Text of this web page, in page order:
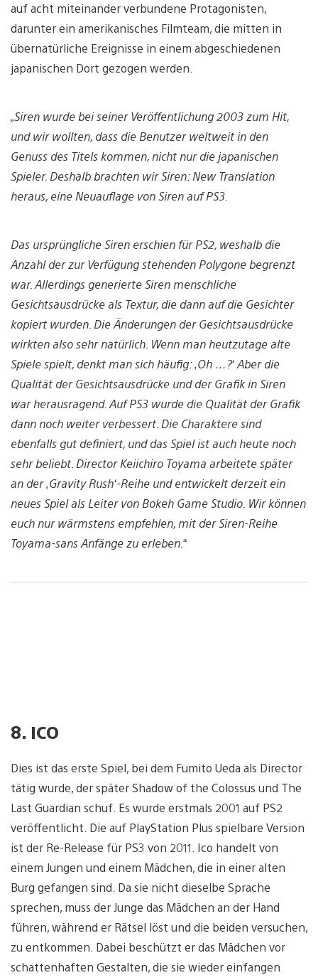
auf acht miteinander verbundene Protagonisten,
darunter ein amerikanisches Filmteam, die mitten in
übernatürliche Ereignisse in einem abgeschiedenen
japanischen Dort gezogen werden.
„Siren wurde bei seiner Veröffentlichung 2003 zum Hit,
und wir wollten, dass die Benutzer weltweit in den
Genuss des Titels kommen, nicht nur die japanischen
Spieler. Deshalb brachten wir Siren: New Translation
heraus, eine Neuauflage von Siren auf PS3.
Das ursprüngliche Siren erschien für PS2, weshalb die
Anzahl der zur Verfügung stehenden Polygone begrenzt
war. Allerdings generierte Siren menschliche
Gesichtsausdrücke als Textur, die dann auf die Gesichter
kopiert wurden. Die Änderungen der Gesichtsausdrücke
wirkten also sehr natürlich. Wenn man heutzutage alte
Spiele spielt, denkt man sich häufig: ‚Oh …?‘ Aber die
Qualität der Gesichtsausdrücke und der Grafik in Siren
war herausragend. Auf PS3 wurde die Qualität der Grafik
dann noch weiter verbessert. Die Charaktere sind
ebenfalls gut definiert, und das Spiel ist auch heute noch
sehr beliebt. Director Keiichiro Toyama arbeitete später
an der ‚Gravity Rush‘-Reihe und entwickelt derzeit ein
neues Spiel als Leiter von Bokeh Game Studio. Wir können
euch nur wärmstens empfehlen, mit der Siren-Reihe
Toyama-sans Anfänge zu erleben.“
8. ICO
Dies ist das erste Spiel, bei dem Fumito Ueda als Director
tätig wurde, der später Shadow of the Colossus und The
Last Guardian schuf. Es wurde erstmals 2001 auf PS2
veröffentlicht. Die auf PlayStation Plus spielbare Version
ist der Re-Release für PS3 von 2011. Ico handelt von
einem Jungen und einem Mädchen, die in einer alten
Burg gefangen sind. Da sie nicht dieselbe Sprache
sprechen, muss der Junge das Mädchen an der Hand
führen, während er Rätsel löst und die beiden versuchen,
zu entkommen. Dabei beschützt er das Mädchen vor
schattenhaften Gestalten, die sie wieder einfangen